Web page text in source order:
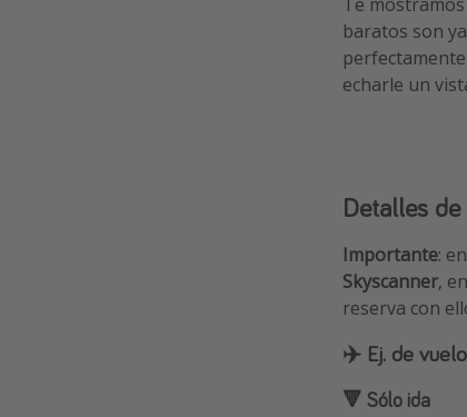
baratos son
echarle un
Detalles
Importante:
Skyscanner,
reserva con
✈️ Ej. de
🔻 Sólo ida